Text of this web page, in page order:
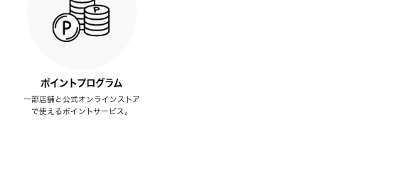
ポイントプログラム
一部店舗と公式オンラインストア
で使えるポイントサービス。